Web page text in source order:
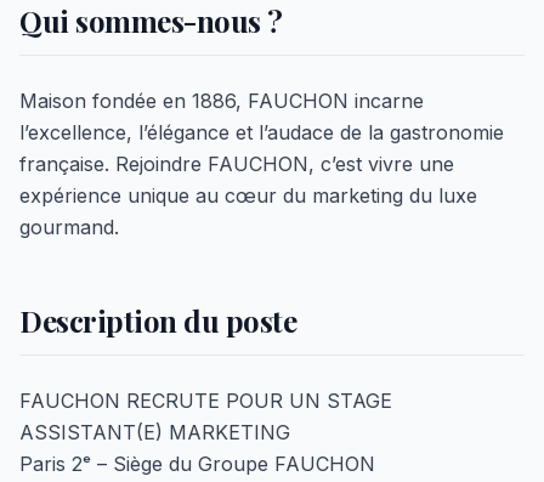
Qui sommes-nous ?
Maison fondée en 1886, FAUCHON incarne
l’excellence, l’élégance et l’audace de la gastronomie
française. Rejoindre FAUCHON, c’est vivre une
expérience unique au cœur du marketing du luxe
gourmand.
Description du poste
FAUCHON RECRUTE POUR UN STAGE
ASSISTANT(E) MARKETING
Paris 2ᵉ – Siège du Groupe FAUCHON